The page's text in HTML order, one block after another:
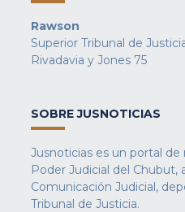
Rawson
Superior Tribunal de
Rivadavia y Jones 75
SOBRE JUSNOTICIAS
Jusnoticias es un portal de
Poder Judicial del Chubut,
Comunicación Judicial,
Tribunal de Justicia.